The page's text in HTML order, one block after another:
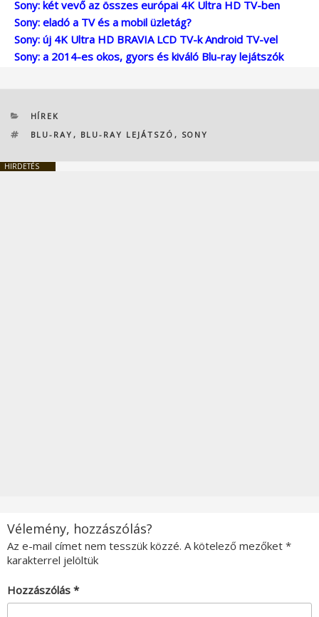
Sony: két vevő az összes európai 4K Ultra HD TV-ben
Sony: eladó a TV és a mobil üzletág?
Sony: új 4K Ultra HD BRAVIA LCD TV-k Android TV-vel
Sony: a 2014-es okos, gyors és kiváló Blu-ray lejátszók
KATEGÓRIÁK
HÍREK
CÍMKÉK
BLU-RAY , BLU-RAY LEJÁTSZÓ , SONY
HIRDETÉS
Vélemény, hozzászólás?
Az e-mail címet nem tesszük közzé. A kötelező mezőket *
karakterrel jelöltük
Hozzászólás *